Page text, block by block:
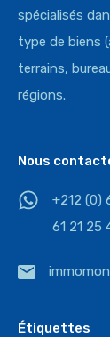
spécialisés
type de biens
terrains,
régions.
Nous
+212 (0)
61 21 25
Étiquettes